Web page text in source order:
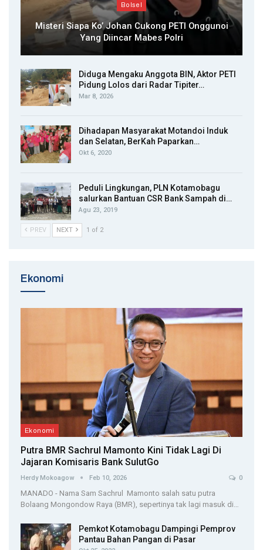
Bolsel
Misteri Siapa Ko’ Johan Cukong PETI Onggunoi
Yang Diincar Mabes Polri
Diduga Mengaku Anggota BIN, Aktor PETI
Pidung Lolos dari Radar Tipiter…
Mar 8, 2026
Dihadapan Masyarakat Motandoi Induk
dan Selatan, BerKah Paparkan…
Okt 6, 2020
Peduli Lingkungan, PLN Kotamobagu
salurkan Bantuan CSR Bank Sampah di…
Agu 23, 2019
PREV NEXT 1 of 2
Ekonomi
Ekonomi
Putra BMR Sachrul Mamonto Kini Tidak Lagi Di
Jajaran Komisaris Bank SulutGo
Herdy Mokoagow Feb 10, 2026 0
MANADO - Nama Sam Sachrul Mamonto salah satu putra
Bolaang Mongondow Raya (BMR), sepertinya tak lagi masuk di…
Pemkot Kotamobagu Dampingi Pemprov
Pantau Bahan Pangan di Pasar